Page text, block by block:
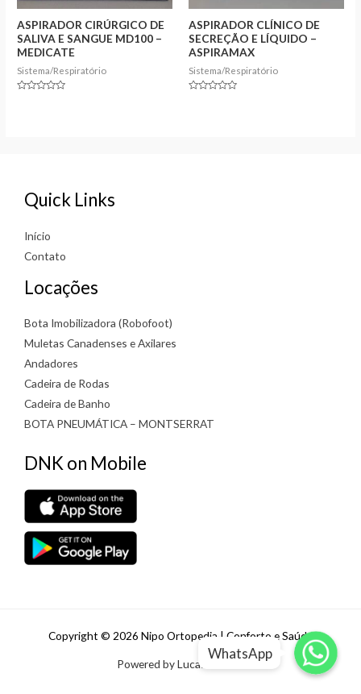
ASPIRADOR CIRÚRGICO DE
SALIVA E SANGUE MD100 –
MEDICATE
Sistema/Respiratório
ASPIRADOR CLÍNICO DE
SECREÇÃO E LÍQUIDO –
ASPIRAMAX
Sistema/Respiratório
Quick Links
Início
Contato
Locações
Bota Imobilizadora (Robofoot)
Muletas Canadenses e Axilares
Andadores
Cadeira de Rodas
Cadeira de Banho
BOTA PNEUMÁTICA – MONTSERRAT
DNK on Mobile
Copyright © 2026 Nipo Ortopedia | Conforto e Saúde
Powered by Lucas Padilha
WhatsApp
WhatsApp
WhatsApp
WhatsApp